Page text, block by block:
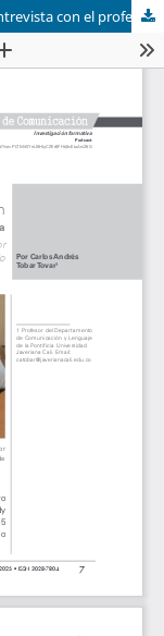
La vigencia de la investigación formativa. Entrevista con el profesor Alberto Efendy Maldonado